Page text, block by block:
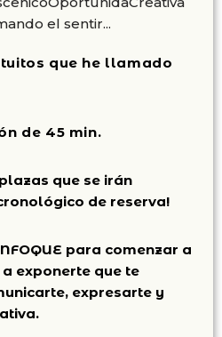
que he llamado
de 45 min.
plazas que se irán
de reserva!
para comenzar a
exponerte que te
expresarte y